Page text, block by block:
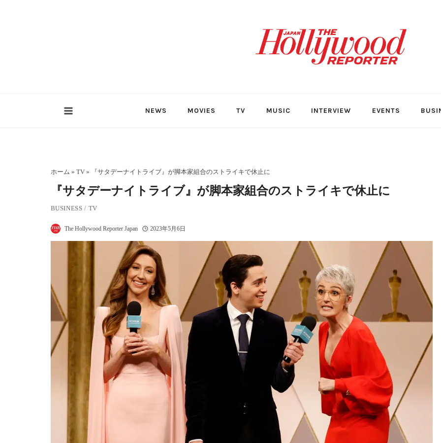
NEWS MOVIES TV MUSIC INTERVIEW EVENTS
ホーム » TV» 『サタデーナイトライブ』が脚本家組合のストライキで休止に
『サタデーナイトライブ』が脚本家組合のストライキで休止に
BUSINESS / TV
The Hollywood Reporter Japan 2023年5月6日